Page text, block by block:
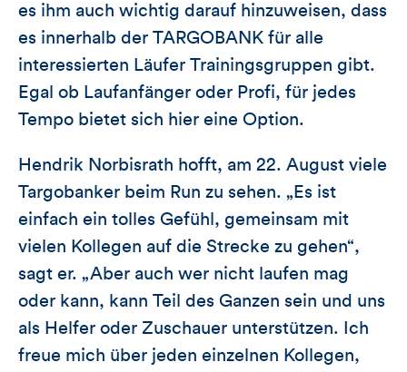
es ihm auch wichtig darauf hinzuweisen, dass
es innerhalb der TARGOBANK für alle
interessierten Läufer Trainingsgruppen gibt.
Egal ob Laufanfänger oder Profi, für jedes
Tempo bietet sich hier eine Option.
Hendrik Norbisrath hofft, am 22. August viele
Targobanker beim Run zu sehen. „Es ist
einfach ein tolles Gefühl, gemeinsam mit
vielen Kollegen auf die Strecke zu gehen“,
sagt er. „Aber auch wer nicht laufen mag
oder kann, kann Teil des Ganzen sein und uns
als Helfer oder Zuschauer unterstützen. Ich
freue mich über jeden einzelnen Kollegen,